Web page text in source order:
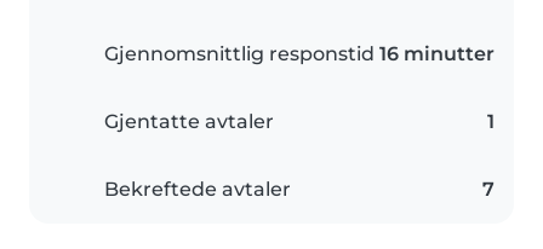
Gjennomsnittlig responstid 16 minutter
Gjentatte avtaler 1
Bekreftede avtaler 7